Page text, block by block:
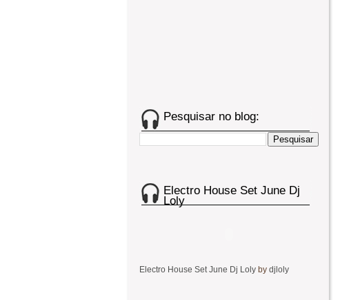
Pesquisar no blog:
Electro House Set June Dj
Loly
Electro House Set June Dj Loly by djloly